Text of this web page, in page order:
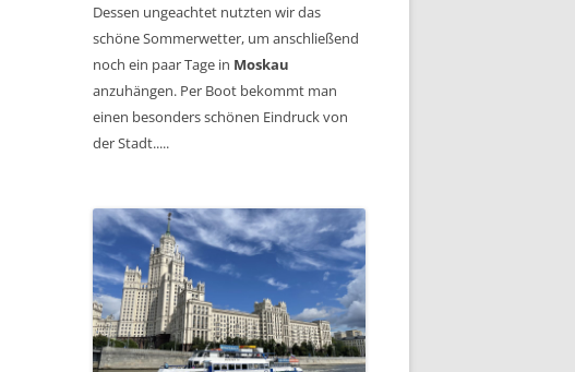
Dessen ungeachtet nutzten wir das
schöne Sommerwetter, um anschließend
noch ein paar Tage in Moskau
anzuhängen. Per Boot bekommt man
einen besonders schönen Eindruck von
der Stadt.....